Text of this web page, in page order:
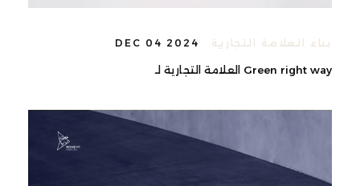
بناء العلامة التجارية DEC 04 2024
Green right way العلامة التجارية لـ